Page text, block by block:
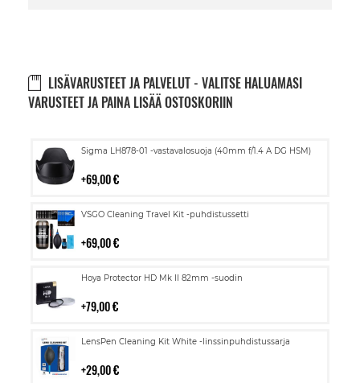
LISÄVARUSTEET JA PALVELUT - VALITSE HALUAMASI
VARUSTEET JA PAINA LISÄÄ OSTOSKORIIN
Sigma LH878-01 -vastavalosuoja (40mm f/1.4 A DG HSM)
69,00 €
Lisää
VSGO Cleaning Travel Kit -puhdistussetti
69,00 €
Lisää
Hoya Protector HD Mk II 82mm -suodin
79,00 €
Lisää
LensPen Cleaning Kit White -linssinpuhdistussarja
29,00 €
Lisää